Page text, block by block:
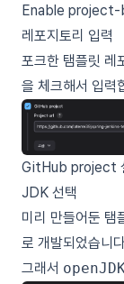
Enable project-
레포지토리 입력
포크한 탬플릿 레
을 체크해서 입력
GitHub project
JDK 선택
미리 만들어둔 탬
로 개발되었습니
그래서